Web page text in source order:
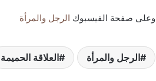
وعلى صفحة الفيسبوك الرجل والمرأة
الرجل والمرأة العلاقة الحميمة